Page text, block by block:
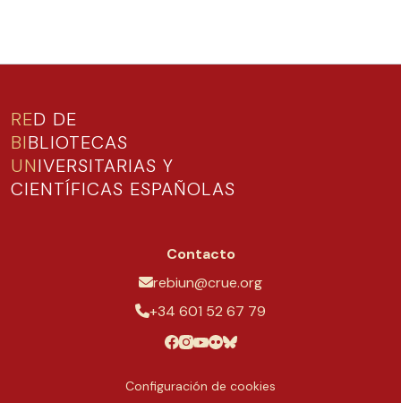
RED DE
BIBLIOTECAS
UNIVERSITARIAS Y
CIENTÍFICAS ESPAÑOLAS
Contacto
rebiun@crue.org
+34 601 52 67 79
Configuración de cookies